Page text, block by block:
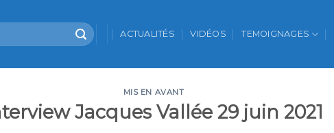
ACTUALITÉS VIDÉOS TEMOIGNAGES
MIS EN AVANT
Jacques Vallée 29 juin 2021